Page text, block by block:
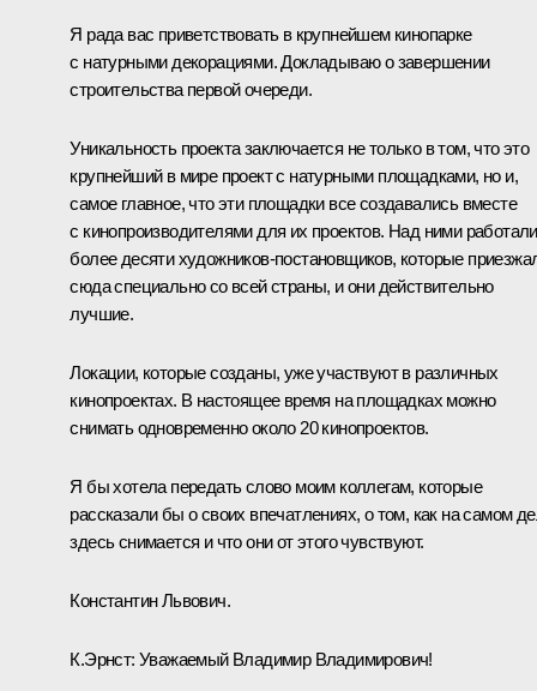
Я рада вас приветствовать в крупнейшем кинопарке
с натурными декорациями. Докладываю о завершении
строительства первой очереди.
Уникальность проекта заключается не только в том, что это
крупнейший в мире проект с натурными площадками, но и,
самое главное, что эти площадки все создавались вместе
с кинопроизводителями для их проектов. Над ними работали
более десяти художников-постановщиков, которые
сюда специально со всей страны, и они действительно
лучшие.
Локации, которые созданы, уже участвуют в различных
кинопроектах. В настоящее время на площадках можно
снимать одновременно около 20 кинопроектов.
Я бы хотела передать слово моим коллегам, которые
рассказали бы о своих впечатлениях, о том, как на самом
здесь снимается и что они от этого чувствуют.
Константин Львович.
К.Эрнст: Уважаемый Владимир Владимирович!